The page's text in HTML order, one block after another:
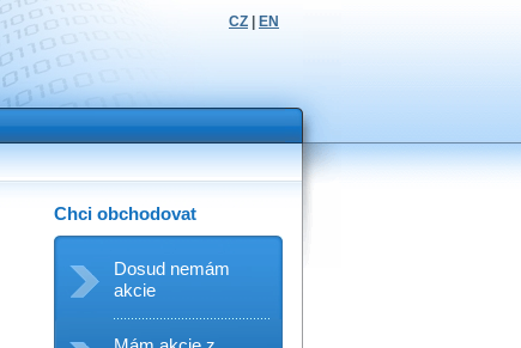
CZ EN
Chci obchodovat
Dosud nemám
akcie